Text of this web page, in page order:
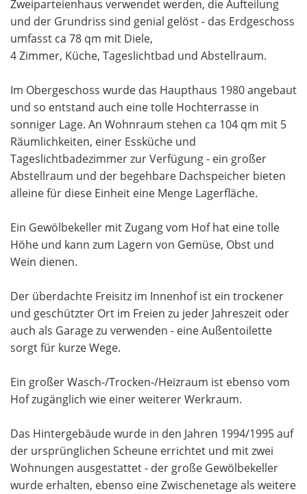
Zweiparteienhaus verwendet werden, die Aufteilung
und der Grundriss sind genial gelöst - das Erdgeschoss
umfasst ca 78 qm mit Diele,
4 Zimmer, Küche, Tageslichtbad und Abstellraum.
Im Obergeschoss wurde das Haupthaus 1980 angebaut
und so entstand auch eine tolle Hochterrasse in
sonniger Lage. An Wohnraum stehen ca 104 qm mit 5
Räumlichkeiten, einer Essküche und
Tageslichtbadezimmer zur Verfügung - ein großer
Abstellraum und der begehbare Dachspeicher bieten
alleine für diese Einheit eine Menge Lagerfläche.
Ein Gewölbekeller mit Zugang vom Hof hat eine tolle
Höhe und kann zum Lagern von Gemüse, Obst und
Wein dienen.
Der überdachte Freisitz im Innenhof ist ein trockener
und geschützter Ort im Freien zu jeder Jahreszeit oder
auch als Garage zu verwenden - eine Außentoilette
sorgt für kurze Wege.
Ein großer Wasch-/Trocken-/Heizraum ist ebenso vom
Hof zugänglich wie einer weiterer Werkraum.
Das Hintergebäude wurde in den Jahren 1994/1995 auf
der ursprünglichen Scheune errichtet und mit zwei
Wohnungen ausgestattet - der große Gewölbekeller
wurde erhalten, ebenso eine Zwischenetage als weitere